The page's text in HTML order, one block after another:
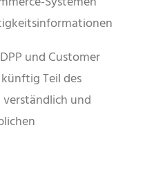
und Customer
Teil des
verständlich und